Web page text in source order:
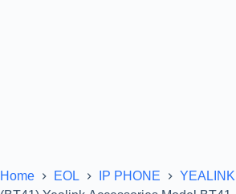
Home EOL IP PHONE
YEALINK